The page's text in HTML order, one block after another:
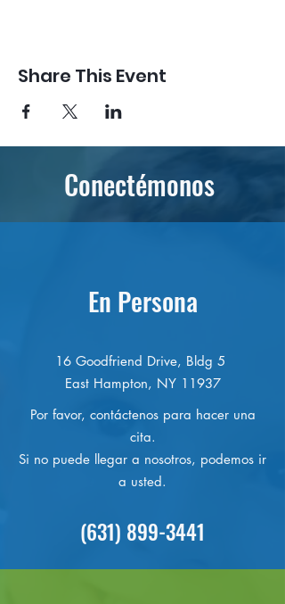
Share This Event
Conectémonos
En Persona
16 Goodfriend Drive, Bldg 5
East Hampton, NY 11937
Por favor, contáctenos para hacer una
cita.
Si no puede llegar a nosotros, podemos ir
a usted.
(631) 899-3441